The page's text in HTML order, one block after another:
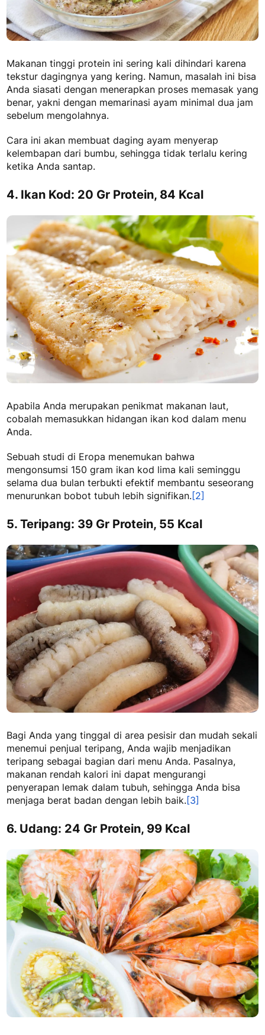
Makanan tinggi protein ini sering kali dihindari karena
tekstur dagingnya yang kering. Namun, masalah ini bisa
Anda siasati dengan menerapkan proses memasak yang
benar, yakni dengan memarinasi ayam minimal dua jam
sebelum mengolahnya.
Cara ini akan membuat daging ayam menyerap
kelembapan dari bumbu, sehingga tidak terlalu kering
ketika Anda santap.
4. Ikan Kod: 20 Gr Protein, 84 Kcal
Apabila Anda merupakan penikmat makanan laut,
cobalah memasukkan hidangan ikan kod dalam menu
Anda.
Sebuah studi di Eropa menemukan bahwa
mengonsumsi 150 gram ikan kod lima kali seminggu
selama dua bulan terbukti efektif membantu seseorang
menurunkan bobot tubuh lebih signifikan.[2]
5. Teripang: 39 Gr Protein, 55 Kcal
Bagi Anda yang tinggal di area pesisir dan mudah sekali
menemui penjual teripang, Anda wajib menjadikan
teripang sebagai bagian dari menu Anda. Pasalnya,
makanan rendah kalori ini dapat mengurangi
penyerapan lemak dalam tubuh, sehingga Anda bisa
menjaga berat badan dengan lebih baik.[3]
6. Udang: 24 Gr Protein, 99 Kcal